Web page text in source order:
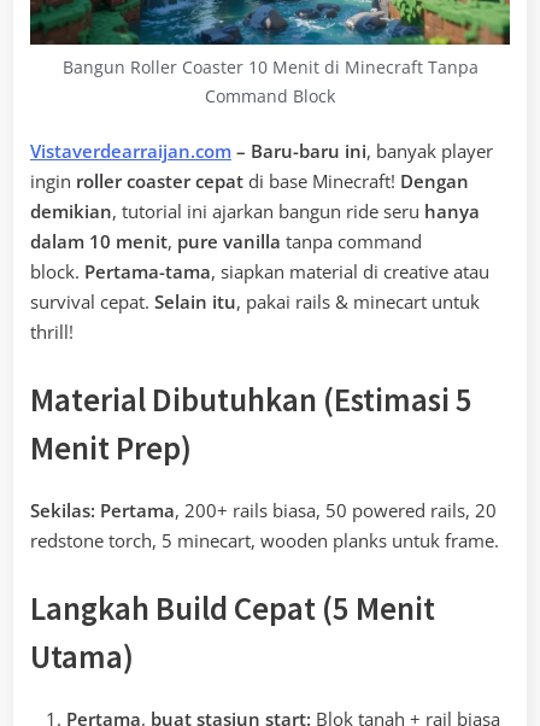
Bangun Roller Coaster 10 Menit di Minecraft Tanpa
Command Block
Vistaverdearraijan.com – Baru-baru ini, banyak player
ingin roller coaster cepat di base Minecraft! Dengan
demikian, tutorial ini ajarkan bangun ride seru hanya
dalam 10 menit, pure vanilla tanpa command
block. Pertama-tama, siapkan material di creative atau
survival cepat. Selain itu, pakai rails & minecart untuk
thrill!
Material Dibutuhkan (Estimasi 5
Menit Prep)
Sekilas: Pertama, 200+ rails biasa, 50 powered rails, 20
redstone torch, 5 minecart, wooden planks untuk frame.
Langkah Build Cepat (5 Menit
Utama)
Pertama, buat stasiun start: Blok tanah + rail biasa